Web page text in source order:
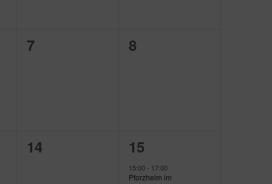
0
7
0
8
0
Veranstaltungen,
14
1
Veranstaltung,
15
15:00 - 17:00
Pforzheim im